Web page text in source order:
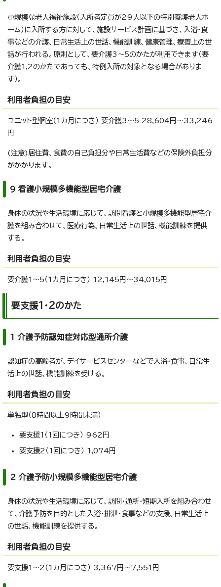
小規模な老人福祉施設（入所者定員が29人以下の特別養護老人ホ
ーム）に入所する方に対して、施設サービス計画に基づき、入浴・食
事などの介護、日常生活上の世話、機能訓練、健康管理、療養上の世
話が行われる。原則として、要介護3～5のかたが利用できます（要
介護1,2のかたであっても、特例入所の対象となる場合がありま
す）。
利用者負担の目安
ユニット型個室（1カ月につき） 要介護3～5 28,604円～33,246
円
(注意)居住費、食費の自己負担分や日常生活費などの保険外負担分
がかかります。
9 看護小規模多機能型居宅介護
身体の状況や生活環境に応じて、訪問看護と小規模多機能型居宅介
護を組み合わせて、医療行為、日常生活上の世話、機能訓練を提供
する。
利用者負担の目安
要介護1～5（1カ月につき） 12,145円～34,015円
要支援1・2のかた
1 介護予防認知症対応型通所介護
認知症の高齢者が、デイサービスセンターなどで入浴・食事、日常生
活上の世話、機能訓練を受ける。
利用者負担の目安
単独型（8時間以上9時間未満）
要支援1（1回につき） 962円
要支援2（1回につき） 1,074円
2 介護予防小規模多機能型居宅介護
身体の状況や生活環境に応じて、訪問・通所・短期入所を組み合わせ
て、介護予防を目的とした入浴・排泄・食事などの支援、日常生活上
の世話、機能訓練を提供する。
利用者負担の目安
要支援1～2（1カ月につき） 3,367円～7,551円